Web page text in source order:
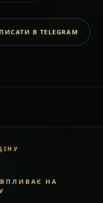
В TELEGRAM
НА